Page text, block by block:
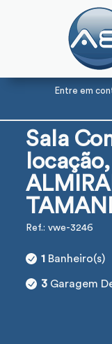
Entre em
Sala
Ref.: vwe-3246
1 Banheiro(s)
3Garagem